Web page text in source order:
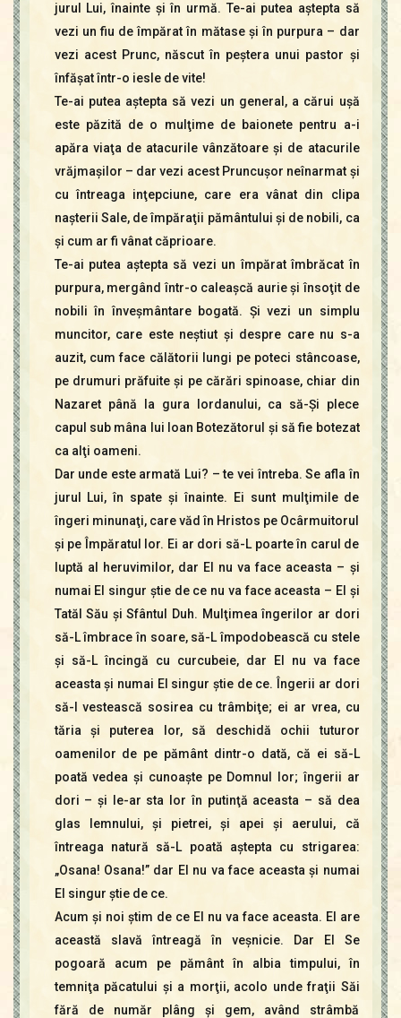
jurul Lui, înainte şi în urmă. Te-ai putea aştepta să
vezi un fiu de împărat în mătase şi în purpura – dar
vezi acest Prunc, născut în peştera unui pastor şi
înfăşat într-o iesle de vite!
Te-ai putea aştepta să vezi un general, a cărui uşă
este păzită de o mulţime de baionete pentru a-i
apăra viaţa de atacurile vânzătoare şi de atacurile
vrăjmaşilor – dar vezi acest Pruncuşor neînarmat şi
cu întreaga inţepciune, care era vânat din clipa
naşterii Sale, de împăraţii pământului şi de nobili, ca
şi cum ar fi vânat căprioare.
Te-ai putea aştepta să vezi un împărat îmbrăcat în
purpura, mergând într-o caleaşcă aurie şi însoţit de
nobili în înveşmântare bogată. Şi vezi un simplu
muncitor, care este neştiut şi despre care nu s-a
auzit, cum face călătorii lungi pe poteci stâncoase,
pe drumuri prăfuite şi pe cărări spinoase, chiar din
Nazaret până la gura Iordanului, ca să-Şi plece
capul sub mâna lui Ioan Botezătorul şi să fie botezat
ca alţi oameni.
Dar unde este armată Lui? – te vei întreba. Se afla în
jurul Lui, în spate şi înainte. Ei sunt mulţimile de
îngeri minunaţi, care văd în Hristos pe Ocârmuitorul
şi pe Împăratul lor. Ei ar dori să-L poarte în carul de
luptă al heruvimilor, dar El nu va face aceasta – şi
numai El singur ştie de ce nu va face aceasta – El şi
Tatăl Său şi Sfântul Duh. Mulţimea îngerilor ar dori
să-L îmbrace în soare, să-L împodobească cu stele
şi să-L încingă cu curcubeie, dar El nu va face
aceasta şi numai El singur ştie de ce. Îngerii ar dori
să-I vestească sosirea cu trâmbiţe; ei ar vrea, cu
tăria şi puterea lor, să deschidă ochii tuturor
oamenilor de pe pământ dintr-o dată, că ei să-L
poată vedea şi cunoaşte pe Domnul lor; îngerii ar
dori – şi le-ar sta lor în putinţă aceasta – să dea
glas lemnului, şi pietrei, şi apei şi aerului, că
întreaga natură să-L poată aştepta cu strigarea:
„Osana! Osana!” dar El nu va face aceasta şi numai
El singur ştie de ce.
Acum şi noi ştim de ce El nu va face aceasta. El are
această slavă întreagă în veşnicie. Dar El Se
pogoară acum pe pământ în albia timpului, în
temniţa păcatului şi a morţii, acolo unde fraţii Săi
fără de număr plâng şi gem, având strâmbă